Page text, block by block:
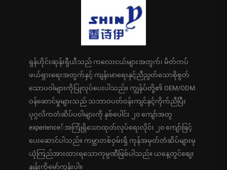
ရှန်ဟိုင်းဆုန်းရှီယီသည် ကလေးငယ်များအတွက်၊ မိတ်ကပ်
ဖယ်ရှားရေးအတွက်နှင့် ကျန်းမာရေးနှင့်ညီညွတ်သောစိုစွတ်
သောပဝါများကိုပြုလုပ်ပေးပါသည်။ ကျွန်ုပ်တို့၏ OEM/ODM
ဝန်ဆောင်မှုများသည် သဘာဝပတ်ဝန်းကျင်နှင့်ကိုက်ညီပြီး
ပုဂ္ဂလိကတံဆိပ်ပဝါများကို နှစ်ပေါင်း ၂၀ ကျော်အတွ
experience်အကြုံရှိသောထုတ်လုပ်ရေးလိုင်း ၂၀ ကျော်ဖြင့်
ပေးဆောင်ပါသည်။ ကမ္ဘာတစ်ဝှမ်းရှိ ကုန်အမှတ်တံဆိပ်များမှ
ယုံကြည်အားထားရသောကုမ္ပဏီဖြစ်ပါသည်။ ယနေ့တွင်စျေး
နှုန်းကိုမော်ကွန်းပါ။